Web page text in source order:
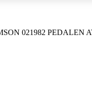
021982 PEDALEN